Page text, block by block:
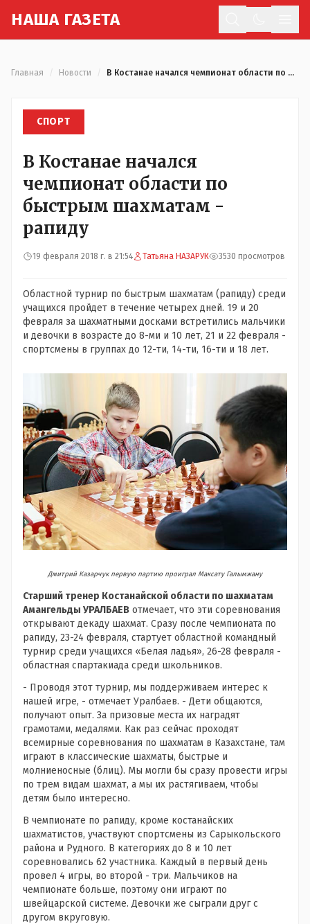
НАША ГАЗЕТА
Главная Новости В Костанае начался чемпионат области по быстрым шахматам - рапиду
СПОРТ
В Костанае начался
чемпионат области по
быстрым шахматам -
рапиду
19 февраля 2018 г. в 21:54 Татьяна НАЗАРУК 3530 просмотров
Областной турнир по быстрым шахматам (рапиду) среди
учащихся пройдет в течение четырех дней. 19 и 20
февраля за шахматными досками встретились мальчики
и девочки в возрасте до 8-ми и 10 лет, 21 и 22 февраля -
спортсмены в группах до 12-ти, 14-ти, 16-ти и 18 лет.
Дмитрий Казарчук первую партию проиграл Максату Галымжану
Старший тренер Костанайской области по шахматам
Амангельды УРАЛБАЕВ отмечает, что эти соревнования
открывают декаду шахмат. Сразу после чемпионата по
рапиду, 23-24 февраля, стартует областной командный
турнир среди учащихся «Белая ладья», 26-28 февраля -
областная спартакиада среди школьников.
- Проводя этот турнир, мы поддерживаем интерес к
нашей игре, - отмечает Уралбаев. - Дети общаются,
получают опыт. За призовые места их наградят
грамотами, медалями. Как раз сейчас проходят
всемирные соревнования по шахматам в Казахстане, там
играют в классические шахматы, быстрые и
молниеносные (блиц). Мы могли бы сразу провести игры
по трем видам шахмат, а мы их растягиваем, чтобы
детям было интересно.
В чемпионате по рапиду, кроме костанайских
шахматистов, участвуют спортсмены из Сарыкольского
района и Рудного. В категориях до 8 и 10 лет
соревновались 62 участника. Каждый в первый день
провел 4 игры, во второй - три. Мальчиков на
чемпионате больше, поэтому они играют по
швейцарской системе. Девочки же сыграли друг с
другом вкруговую.